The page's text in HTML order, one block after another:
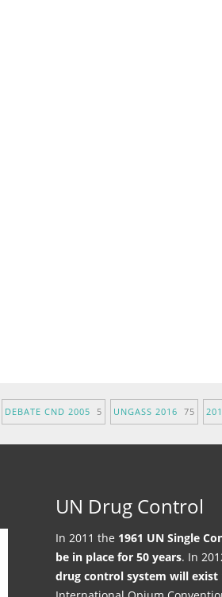
DEBATE CND 2005 5 UNGASS 2016 75
UN Drug Control
In 2011 the 1961 UN Single
be in place for 50 years. In
drug control system will exist